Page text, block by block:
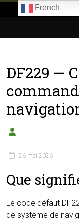
E85.com
passion
boîtier
éthanol
DF229 —
26 mai 2026
Que
Le code défaut
de système de
French